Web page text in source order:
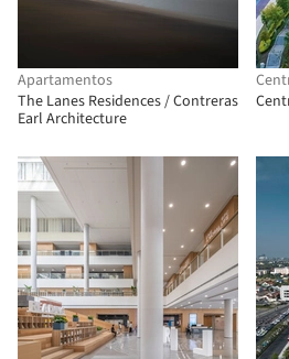
Apartamentos
The Lanes Residences / Contreras
Earl Architecture